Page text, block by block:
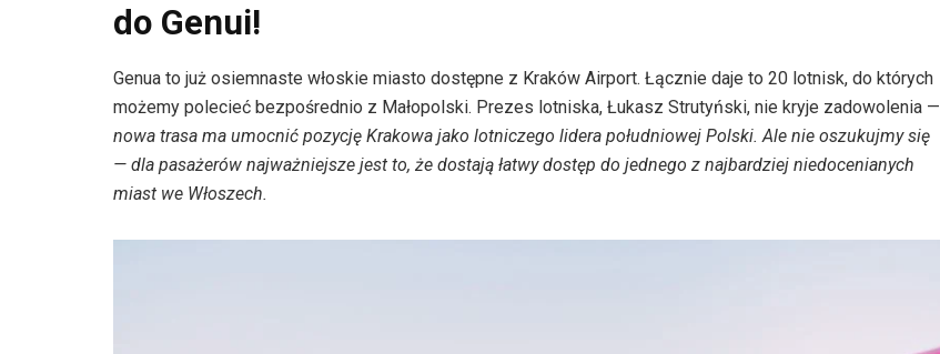
do Genui!
Genua to już osiemnaste włoskie miasto dostępne z Kraków Airport. Łącznie daje to 20 lotnisk, do których
możemy polecieć bezpośrednio z Małopolski. Prezes lotniska, Łukasz Strutyński, nie kryje zadowolenia —
nowa trasa ma umocnić pozycję Krakowa jako lotniczego lidera południowej Polski. Ale nie oszukujmy się
— dla pasażerów najważniejsze jest to, że dostają łatwy dostęp do jednego z najbardziej niedocenianych
miast we Włoszech.